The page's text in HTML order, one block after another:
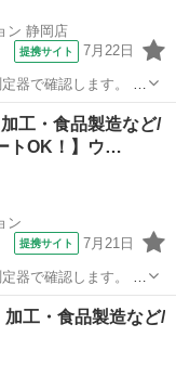
ン 静岡店
提携サイト 7月22日
器で確認します。 ま
工・食品製造など/
トOK！】ウ…
ン
提携サイト 7月21日
器で確認します。 ま
工・食品製造など/